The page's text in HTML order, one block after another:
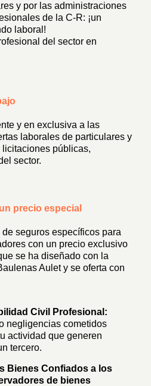
y por las administraciones
de la C-R: ¡un
laboral!
del sector en
y en exclusiva a las
laborales de particulares y
públicas,
sector.
precio especial
seguros específicos para
con un precio exclusivo
se ha diseñado con la
Aulet y se oferta con
Civil Profesional:
negligencias cometidos
actividad que generen
tercero.
Bienes Confiados a los
de bienes